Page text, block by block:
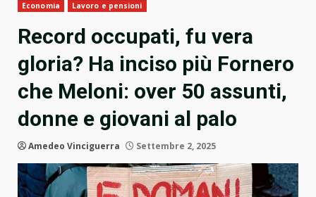
Economia Lavoro e pensioni
Record occupati, fu vera
gloria? Ha inciso più Fornero
che Meloni: over 50 assunti,
donne e giovani al palo
Amedeo Vinciguerra Settembre 2, 2025